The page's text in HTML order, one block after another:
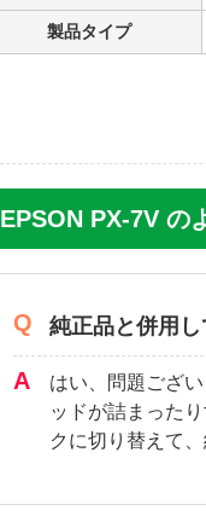
製品タイプ
EPSON PX-7V の
純正品と併用
はい、問題ござ
ッドが詰まった
クに切り替えて